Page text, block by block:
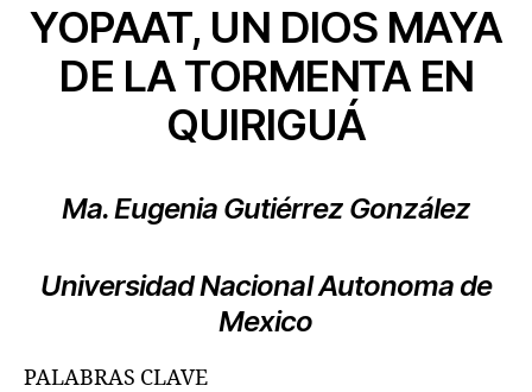
YOPAAT, UN DIOS MAYA
DE LA TORMENTA EN
QUIRIGUÁ
Ma. Eugenia Gutiérrez González
Universidad Nacional Autonoma de
Mexico
PALABRAS CLAVE